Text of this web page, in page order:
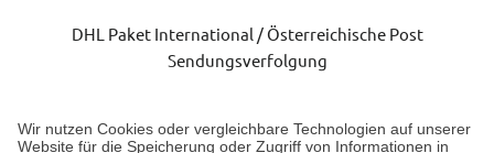
Wir nutzen Cookies oder vergleichbare Technologien auf unserer
Website für die Speicherung oder Zugriff von Informationen in
DHL Paket International / Österreichische Post
Sendungsverfolgung